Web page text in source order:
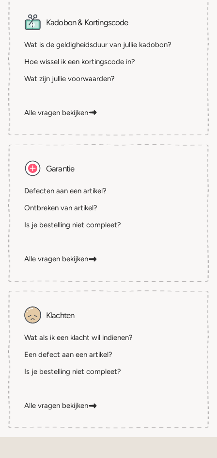
Kadobon & Kortingscode
Wat is de geldigheidsduur van jullie kadobon?
Hoe wissel ik een kortingscode in?
Wat zijn jullie voorwaarden?
Alle vragen bekijken
Garantie
Defecten aan een artikel?
Ontbreken van artikel?
Is je bestelling niet compleet?
Alle vragen bekijken
Klachten
Wat als ik een klacht wil indienen?
Een defect aan een artikel?
Is je bestelling niet compleet?
Alle vragen bekijken